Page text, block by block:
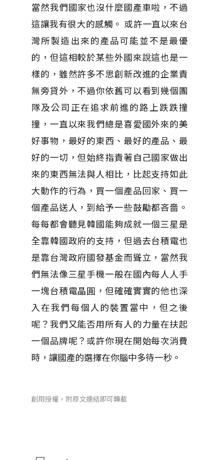
當然我們國家也沒什麼國產車啦，不過
這讓我有很大的感觸。 或許一直以來台
灣所製造出來的產品可能並不是最優
的，但這相較於某些外國來說這也是一
樣的，雖然許多不思創新改進的企業責
無旁貸外，不過你依舊可以看到幾個團
隊及公司正在追求前進的路上跌跌撞
撞，一直以來我們總是喜愛國外來的美
好事物，最好的東西、最好的產品、最
好的一切，但始終指責著自己國家做出
來的東西無法與人相比，比起支持如此
大動作的行為，買一個產品回家、買一
個產品送人，到給予一些鼓勵都吝嗇。
每每都會聽見韓國能夠成就一個三星是
全靠韓國政府的支持，但過去台積電也
是靠台灣政府國發基金而聳立，當然我
們無法像三星手機一般在國內每人人手
一塊台積電晶圓，但確確實實的他也深
入在我們每個人的裝置當中，但之後
呢？我們又能否用所有人的力量在扶起
一個品牌呢？或許你現在開始每次消費
時，讓國產的選擇在你腦中多待一秒。
創用授權，附原文連結即可轉載